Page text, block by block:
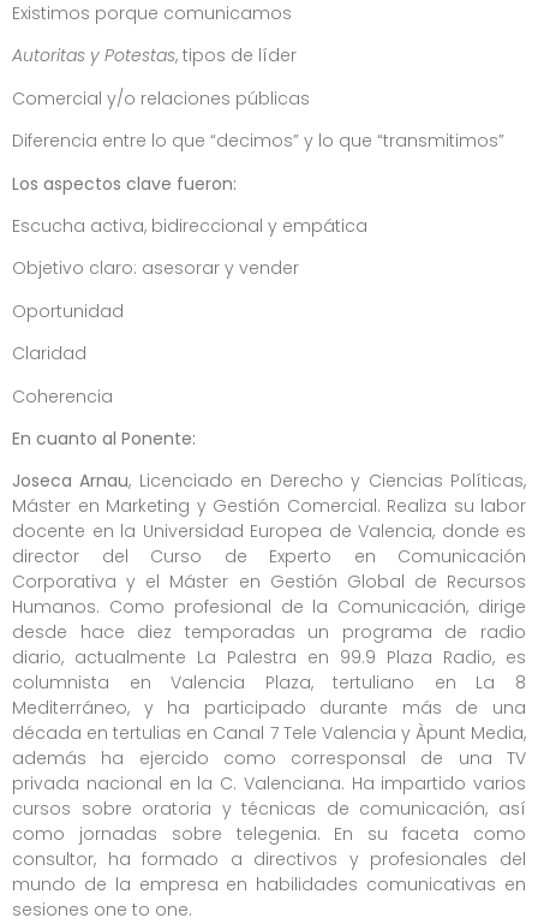
Existimos porque comunicamos
Autoritas y Potestas, tipos de líder
Comercial y/o relaciones públicas
Diferencia entre lo que “decimos” y lo que “transmitimos”
Los aspectos clave fueron:
Escucha activa, bidireccional y empática
Objetivo claro: asesorar y vender
Oportunidad
Claridad
Coherencia
En cuanto al Ponente:
Joseca Arnau, Licenciado en Derecho y Ciencias Políticas,
Máster en Marketing y Gestión Comercial. Realiza su labor
docente en la Universidad Europea de Valencia, donde es
director del Curso de Experto en Comunicación
Corporativa y el Máster en Gestión Global de Recursos
Humanos. Como profesional de la Comunicación, dirige
desde hace diez temporadas un programa de radio
diario, actualmente La Palestra en 99.9 Plaza Radio, es
columnista en Valencia Plaza, tertuliano en La 8
Mediterráneo, y ha participado durante más de una
década en tertulias en Canal 7 Tele Valencia y Àpunt Media,
además ha ejercido como corresponsal de una TV
privada nacional en la C. Valenciana. Ha impartido varios
cursos sobre oratoria y técnicas de comunicación, así
como jornadas sobre telegenia. En su faceta como
consultor, ha formado a directivos y profesionales del
mundo de la empresa en habilidades comunicativas en
sesiones one to one.